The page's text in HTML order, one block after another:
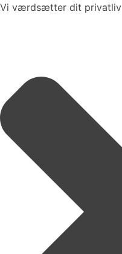
Vi værdsætter dit privatliv